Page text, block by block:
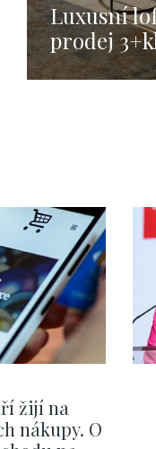
Luxusní
prodej
- 99 m²
žijí na
nákupy. O